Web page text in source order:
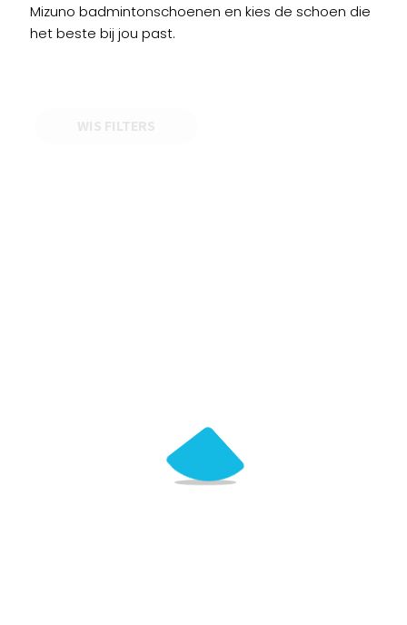
Mizuno badmintonschoenen en kies de schoen die
het beste bij jou past.